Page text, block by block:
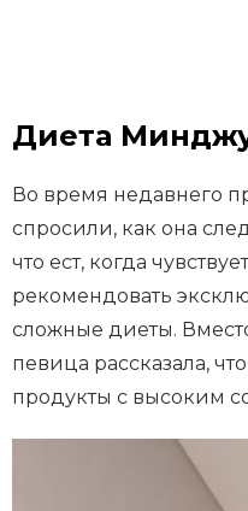
Диета
Во время недавнего
спросили, как она
что ест, когда
рекомендовать
сложные диеты.
певица рассказала,
продукты с высоким